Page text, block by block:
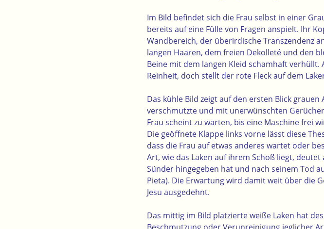
Im Bild befindet sich die Frau selbst in einer
bereits auf eine Fülle von Fragen anspielt. Ihr
Wandbereich, der überirdische Transzendenz
langen Haaren, dem freien Dekolleté und den
Beine mit dem langen Kleid schamhaft
Reinheit, doch stellt der rote Fleck auf dem
Das kühle Bild zeigt auf den ersten Blick
verschmutzte und mit unerwünschten
Frau scheint zu warten, bis eine Maschine frei
Die geöffnete Klappe links vorne lässt diese
dass die Frau auf etwas anderes wartet oder
Art, wie das Laken auf ihrem Schoß liegt,
Sünder hingegeben hat und nach seinem Tod
Pieta). Die Erwartung wird damit weit über die
Jesu ausgedehnt.
Das mittig im Bild platzierte weiße Laken hat